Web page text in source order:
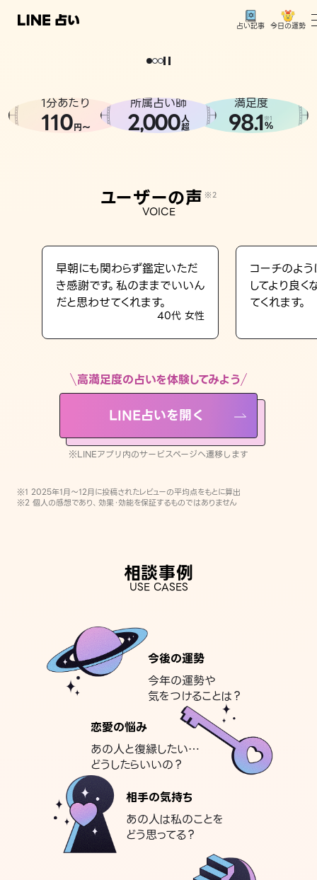
占い記事 今日の運勢
相談事例
LINE占いを開く
※LINEアプリ内のサービスページへ遷移します
どうせなら
。
1分あたり
110円〜
所属占い師
2,000人
超
満足度
98.1※1
%
ユーザーの声 ※2
VOICE
早朝にも関わらず鑑定いただ
き感謝です。私のままでいいん
だと思わせてくれます。
40代 女性
コーチのよ
してより良
てくれます。
高満足度の占いを体験してみよう
LINE占いを開く
※LINEアプリ内のサービスページへ遷移します
※1 2025年1月〜12月に投稿されたレビューの平均点をもとに算出
※2 個人の感想であり、効果・効能を保証するものではありません
相談事例
USE CASES
今後の運勢
今年の運勢や
気をつけることは？
恋愛の悩み
あの人と復縁したい…
どうしたらいいの？
相手の気持ち
あの人は私のことを
どう思ってる？